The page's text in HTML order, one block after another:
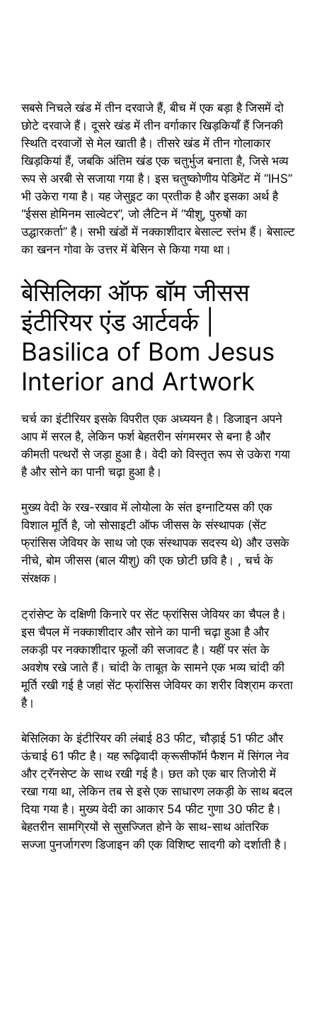
सबसे निचले खंड में तीन दरवाजे हैं, बीच में एक बड़ा है जिसमें दो
छोटे दरवाजे हैं। दूसरे खंड में तीन वर्गाकार खिड़कियाँ हैं जिनकी
स्थिति दरवाजों से मेल खाती है। तीसरे खंड में तीन गोलाकार
खिड़कियां हैं, जबकि अंतिम खंड एक चतुर्भुज बनाता है, जिसे भव्य
रूप से अरबी से सजाया गया है। इस चतुष्कोणीय पेडिमेंट में “IHS”
भी उकेरा गया है। यह जेसुइट का प्रतीक है और इसका अर्थ है
“ईसस होमिनम साल्वेटर”, जो लैटिन में “यीशु, पुरुषों का
उद्धारकर्ता” है। सभी खंडों में नक्काशीदार बेसाल्ट स्तंभ हैं। बेसाल्ट
का खनन गोवा के उत्तर में बेसिन से किया गया था।
बेसिलिका ऑफ बॉम जीसस
इंटीरियर एंड आर्टवर्क |
Basilica of Bom Jesus
Interior and Artwork
चर्च का इंटीरियर इसके विपरीत एक अध्ययन है। डिजाइन अपने
आप में सरल है, लेकिन फर्श बेहतरीन संगमरमर से बना है और
कीमती पत्थरों से जड़ा हुआ है। वेदी को विस्तृत रूप से उकेरा गया
है और सोने का पानी चढ़ा हुआ है।
मुख्य वेदी के रख-रखाव में लोयोला के संत इग्नाटियस की एक
विशाल मूर्ति है, जो सोसाइटी ऑफ जीसस के संस्थापक (सेंट
फ्रांसिस जेवियर के साथ जो एक संस्थापक सदस्य थे) और उसके
नीचे, बोम जीसस (बाल यीशु) की एक छोटी छवि है। , चर्च के
संरक्षक।
ट्रांसेप्ट के दक्षिणी किनारे पर सेंट फ्रांसिस जेवियर का चैपल है।
इस चैपल में नक्काशीदार और सोने का पानी चढ़ा हुआ है और
लकड़ी पर नक्काशीदार फूलों की सजावट है। यहीं पर संत के
अवशेष रखे जाते हैं। चांदी के ताबूत के सामने एक भव्य चांदी की
मूर्ति रखी गई है जहां सेंट फ्रांसिस जेवियर का शरीर विश्राम करता
है।
बेसिलिका के इंटीरियर की लंबाई 83 फीट, चौड़ाई 51 फीट और
ऊंचाई 61 फीट है। यह रूढ़िवादी क्रूसीफॉर्म फैशन में सिंगल नेव
और ट्रॅनसेप्ट के साथ रखी गई है। छत को एक बार तिजोरी में
रखा गया था, लेकिन तब से इसे एक साधारण लकड़ी के साथ बदल
दिया गया है। मुख्य वेदी का आकार 54 फीट गुणा 30 फीट है।
बेहतरीन सामग्रियों से सुसज्जित होने के साथ-साथ आंतरिक
सज्जा पुनर्जागरण डिजाइन की एक विशिष्ट सादगी को दर्शाती है।